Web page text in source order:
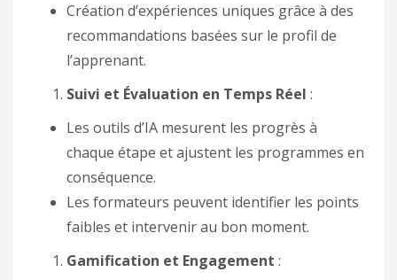
Création d’expériences uniques grâce à des
recommandations basées sur le profil de
l’apprenant.
Suivi et Évaluation en Temps Réel :
Les outils d’IA mesurent les progrès à
chaque étape et ajustent les programmes en
conséquence.
Les formateurs peuvent identifier les points
faibles et intervenir au bon moment.
Gamification et Engagement :